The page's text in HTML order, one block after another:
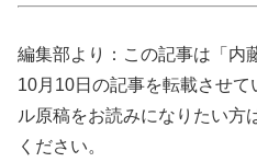
編集部より：この記事は「内
10月10日の記事を転載させ
ル原稿をお読みになりたい方
ください。